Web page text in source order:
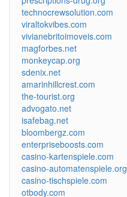
technocrewsolution.com
viraltokvibes.com
vivianebritoimoveis.com
magforbes.net
monkeycap.org
sdenix.net
amarinhillcrest.com
the-tourist.org
advogato.net
isafebag.net
bloombergz.com
enterpriseboosts.com
casino-kartenspiele.com
casino-automatenspiele.org
casino-tischspiele.com
otbody.com